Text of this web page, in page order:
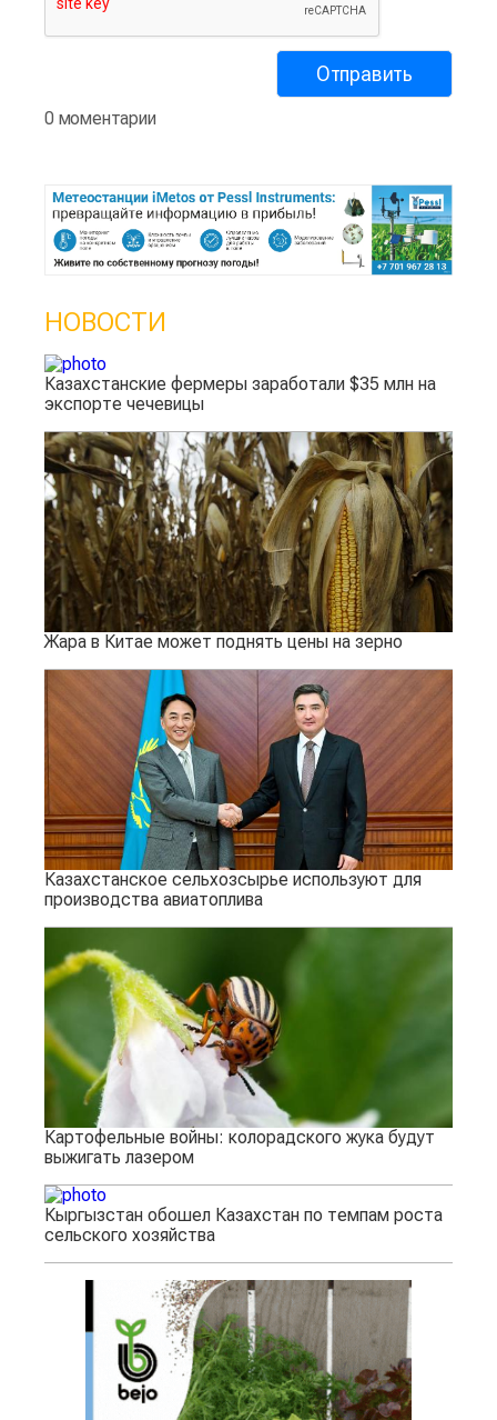
0 моментарии
НОВОСТИ
Казахстанские фермеры заработали $35 млн на
экспорте чечевицы
Жара в Китае может поднять цены на зерно
Казахстанское сельхозсырье используют для
производства авиатоплива
Картофельные войны: колорадского жука будут
выжигать лазером
Кыргызстан обошел Казахстан по темпам роста
сельского хозяйства